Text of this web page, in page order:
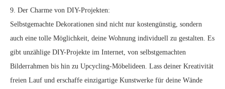
9. Der Charme von DIY-Projekten:
Selbstgemachte Dekorationen sind nicht nur kostengünstig, sondern
auch eine tolle Möglichkeit, deine Wohnung individuell zu gestalten. Es
gibt unzählige DIY-Projekte im Internet, von selbstgemachten
Bilderrahmen bis hin zu Upcycling-Möbelideen. Lass deiner Kreativität
freien Lauf und erschaffe einzigartige Kunstwerke für deine Wände